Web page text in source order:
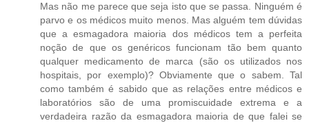
Mas não me parece que seja isto que se passa. Ninguém é
parvo e os médicos muito menos. Mas alguém tem dúvidas
que a esmagadora maioria dos médicos tem a perfeita
noção de que os genéricos funcionam tão bem quanto
qualquer medicamento de marca (são os utilizados nos
hospitais, por exemplo)? Obviamente que o sabem. Tal
como também é sabido que as relações entre médicos e
laboratórios são de uma promiscuidade extrema e a
verdadeira razão da esmagadora maioria de que falei se